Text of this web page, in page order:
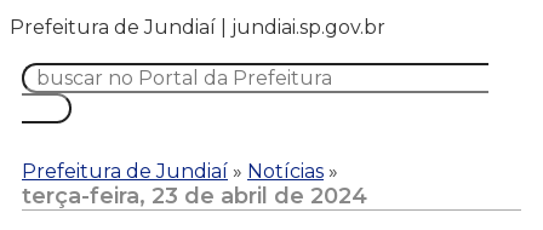
Prefeitura de Jundiaí | jundiai.sp.gov.br
Prefeitura de Jundiaí » Notícias »
terça-feira, 23 de abril de 2024